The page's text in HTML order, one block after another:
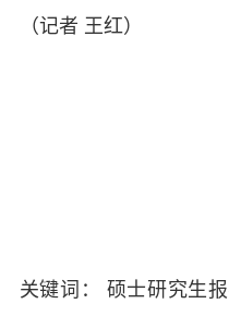
（记者 王红）
关键词： 硕士研究生